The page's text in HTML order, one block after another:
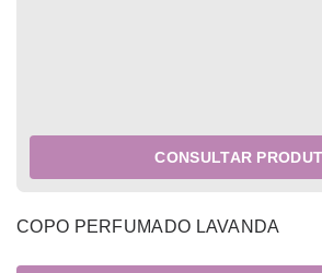
CONSULTAR
COPO PERFUMADO LAVANDA